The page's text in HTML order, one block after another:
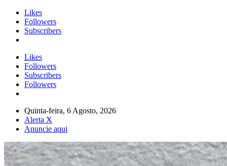
Likes
Followers
Subscribers
Likes
Followers
Subscribers
Followers
Quinta-feira, 6 Agosto, 2026
Alerta X
Anuncie aqui